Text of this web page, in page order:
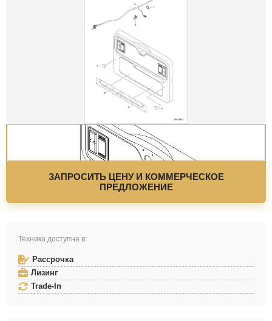
ЗАПРОСИТЬ ЦЕНУ И КОММЕРЧЕСКОЕ
ПРЕДЛОЖЕНИЕ
Техника доступна в:
Рассрочка
Лизинг
Trade-In